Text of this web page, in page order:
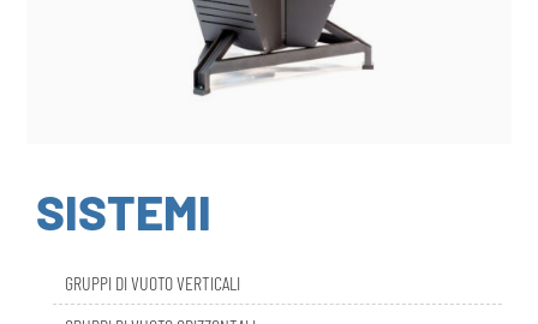
SISTEMI
GRUPPI DI VUOTO ORIZZONTALI